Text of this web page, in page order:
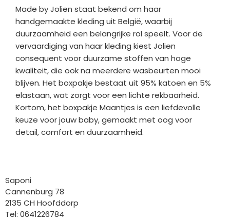
Made by Jolien staat bekend om haar
handgemaakte kleding uit België, waarbij
duurzaamheid een belangrijke rol speelt. Voor de
vervaardiging van haar kleding kiest Jolien
consequent voor duurzame stoffen van hoge
kwaliteit, die ook na meerdere wasbeurten mooi
blijven. Het boxpakje bestaat uit 95% katoen en 5%
elastaan, wat zorgt voor een lichte rekbaarheid.
Kortom, het boxpakje Maantjes is een liefdevolle
keuze voor jouw baby, gemaakt met oog voor
detail, comfort en duurzaamheid.
Saponi
Cannenburg 78
2135 CH Hoofddorp
Tel: 0641226784